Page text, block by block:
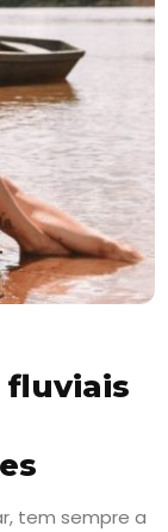
fluviais
tem sempre a